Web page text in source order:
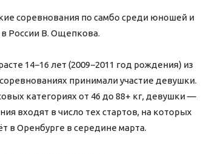
соревнования по самбо среди юношей и
России В. Ощепкова.
14−16 лет (2009−2011 год рождения) из
принимали участие девушки.
категориях от 46 до 88+ кг, девушки —
входят в число тех стартов, на которых
в Оренбурге в середине марта.